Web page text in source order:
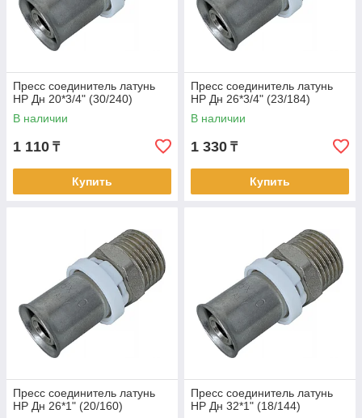
Пресс соединитель латунь
НР Дн 20*3/4" (30/240)
В наличии
1 110 ₸
Купить
Пресс соединитель латунь
НР Дн 26*3/4" (23/184)
В наличии
1 330 ₸
Купить
Пресс соединитель латунь
НР Дн 26*1" (20/160)
Пресс соединитель латунь
НР Дн 32*1" (18/144)